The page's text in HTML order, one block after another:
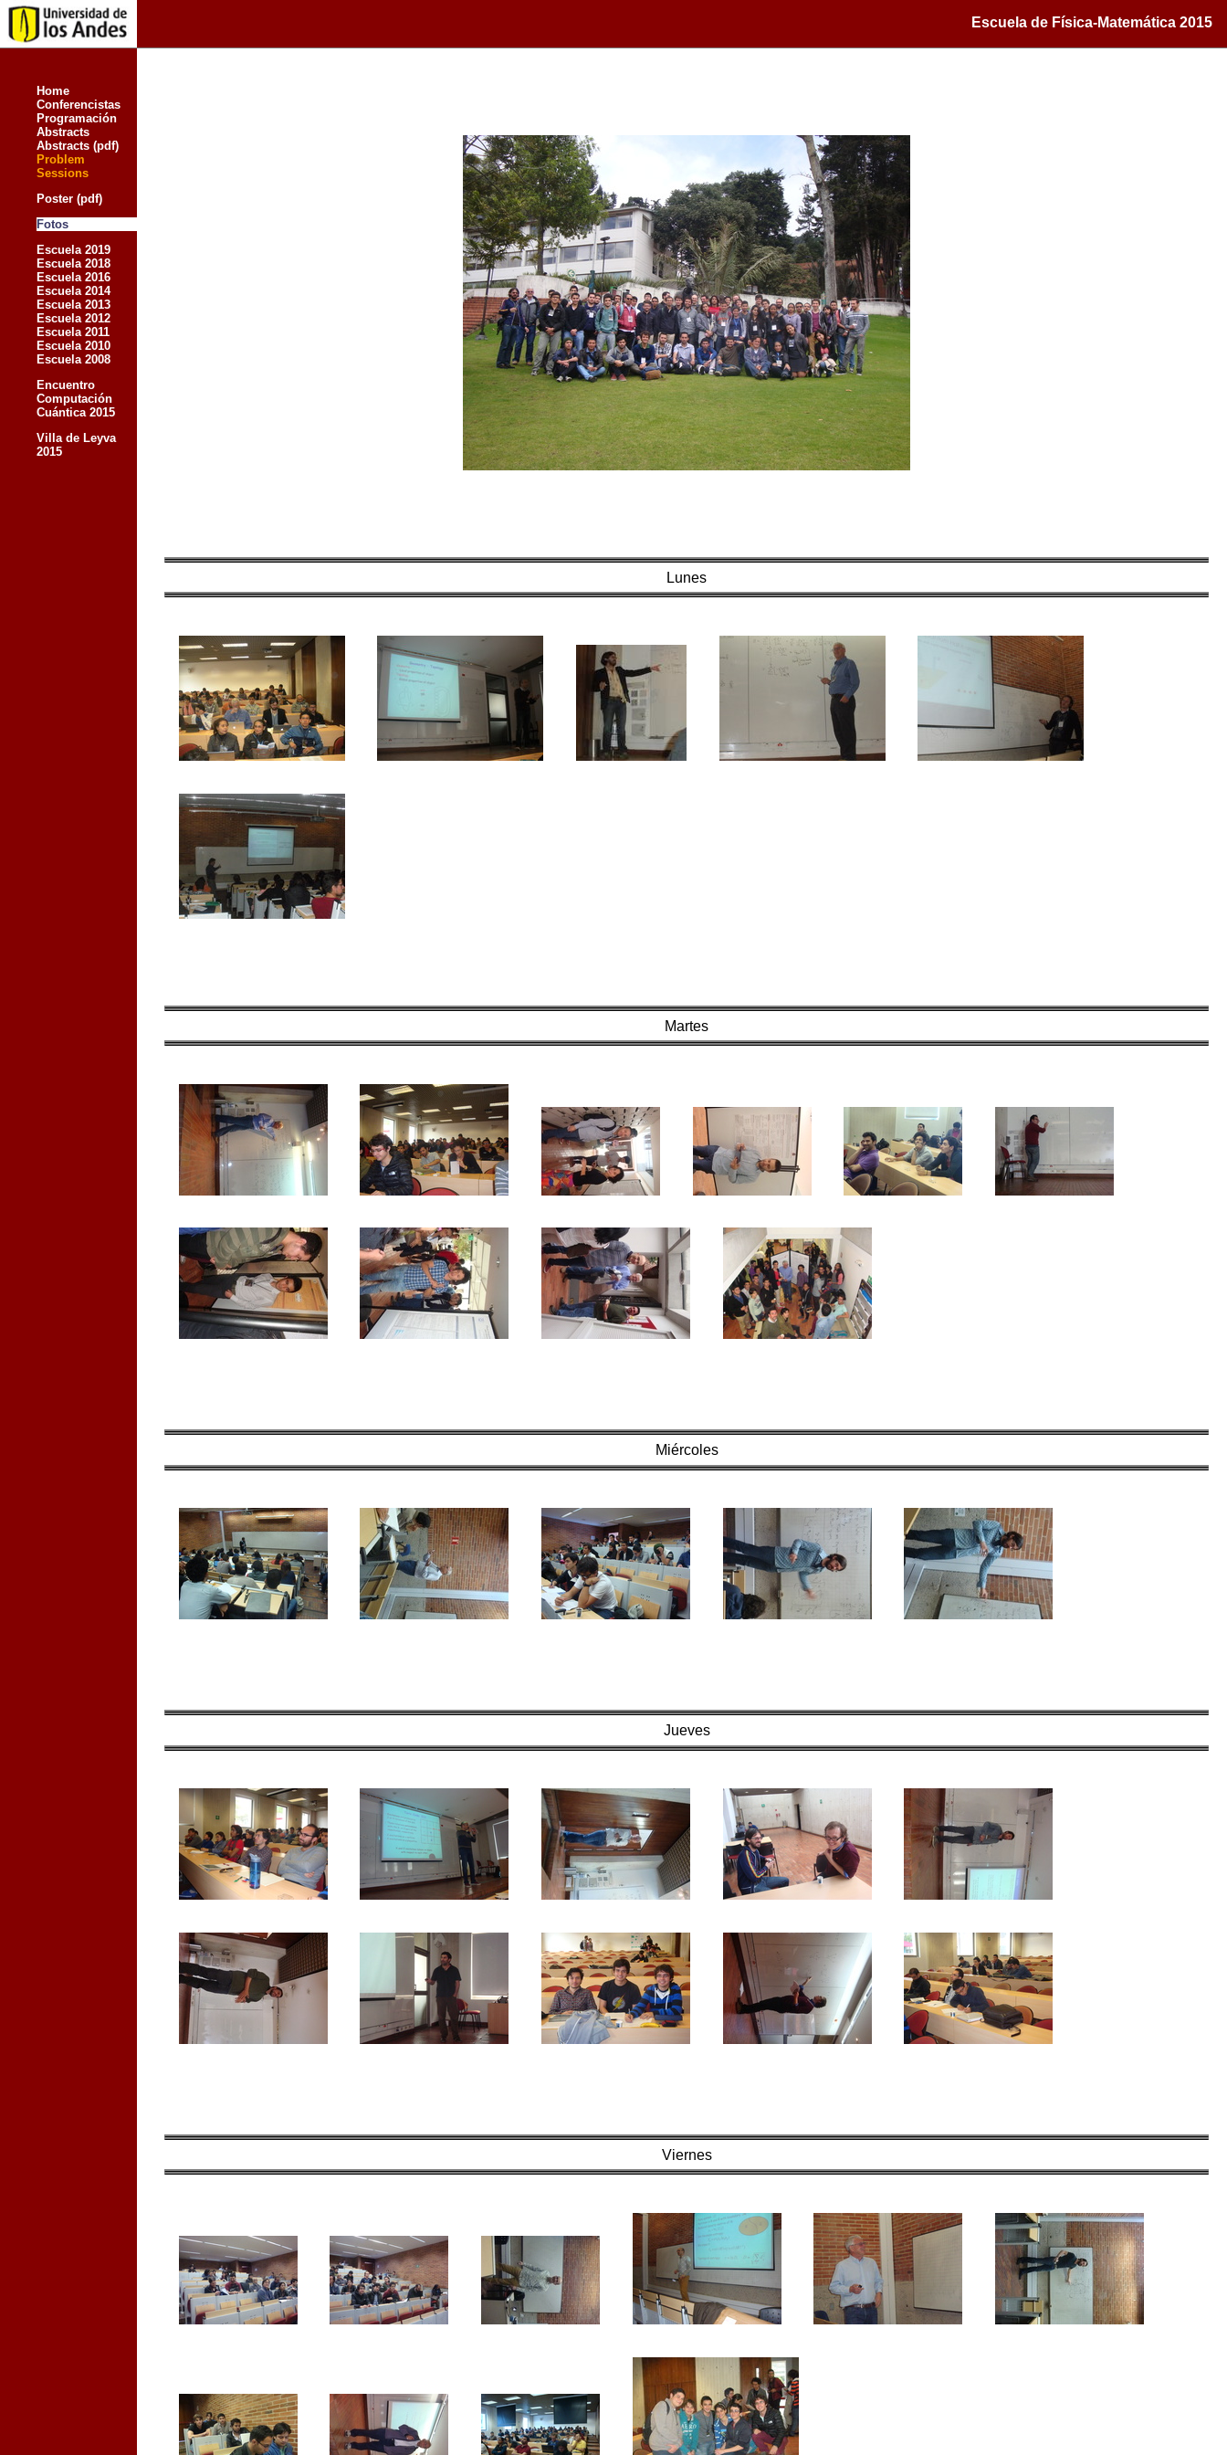
Escuela de Física-Matemática 2015
Home
Conferencistas
Programación
Abstracts
Abstracts (pdf)
Problem
Sessions
Poster (pdf)
Fotos
Escuela 2019
Escuela 2018
Escuela 2016
Escuela 2014
Escuela 2013
Escuela 2012
Escuela 2011
Escuela 2010
Escuela 2008
Encuentro
Computación
Cuántica 2015
Villa de Leyva
2015
Lunes
Martes
Miércoles
Jueves
Viernes